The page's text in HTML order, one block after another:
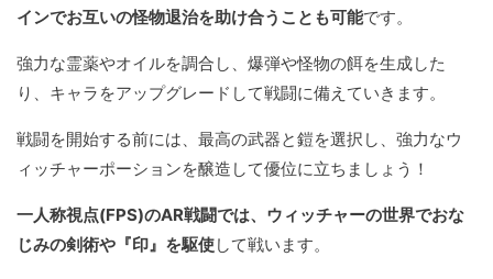
インでお互いの怪物退治を助け合うことも可能です。
強力な霊薬やオイルを調合し、爆弾や怪物の餌を生成した
り、キャラをアップグレードして戦闘に備えていきます。
戦闘を開始する前には、最高の武器と鎧を選択し、強力なウ
ィッチャーポーションを醸造して優位に立ちましょう！
一人称視点(FPS)のAR戦闘では、ウィッチャーの世界でおな
じみの剣術や『印』を駆使して戦います。